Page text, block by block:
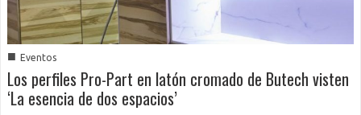
■ Eventos
Los perfiles Pro-Part en latón cromado de Butech visten
‘La esencia de dos espacios’